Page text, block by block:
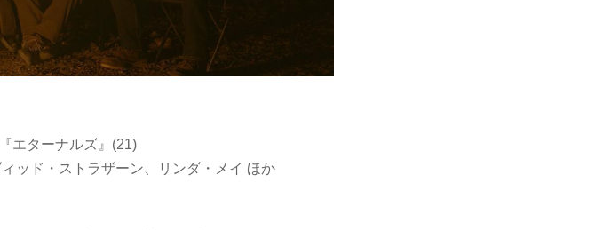
エターナルズ』(21)
ッド・ストラザーン、リンダ・メイ ほか